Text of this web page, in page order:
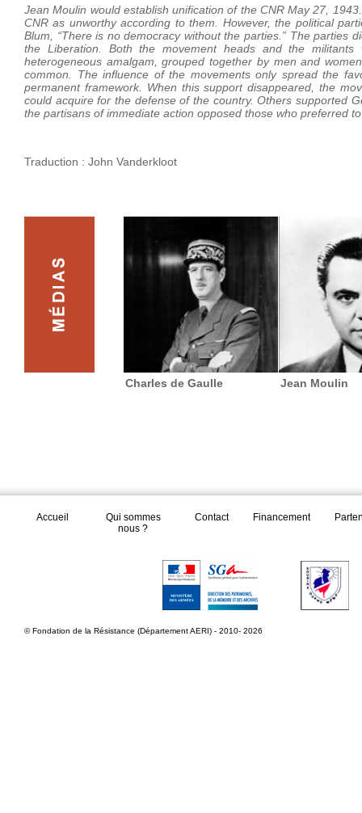
Jean Moulin would establish unification of the CNR May 27,
CNR as unworthy according to them. However, the political
Blum, “There is no democracy without the parties.” The parties
the Liberation. Both the movement heads and the
heterogeneous amalgam, grouped together by men and
common. The influence of the movements only spread the
permanent framework. When this support disappeared, the
could acquire for the defense of the country. Others supported
the partisans of immediate action opposed those who preferred
Traduction : John Vanderkloot
Charles de Gaulle Jean Moulin
Accueil
Qui sommes
nous ?
Contact Financement
© Fondation de la Résistance (Département AERI) - 2010- 2026